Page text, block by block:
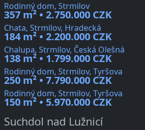
Rodinný dom, Strmilov
357 m² • 2.750.000 CZK
Chata, Strmilov, Hradecká
184 m² • 2.200.000 CZK
Chalupa, Strmilov, Česká Olešná
138 m² • 1.799.000 CZK
Rodinný dom, Strmilov, Tyršova
250 m² • 7.790.000 CZK
Rodinný dom, Strmilov, Tyršova
150 m² • 5.970.000 CZK
Suchdol nad Lužnicí